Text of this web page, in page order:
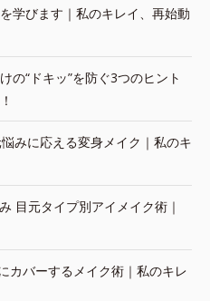
学びます｜私のキレイ、再始動
の“ドキッ”を防ぐ3つのヒント
みに応える変身メイク｜私のキ
目元タイプ別アイメイク術｜
カバーするメイク術｜私のキレ